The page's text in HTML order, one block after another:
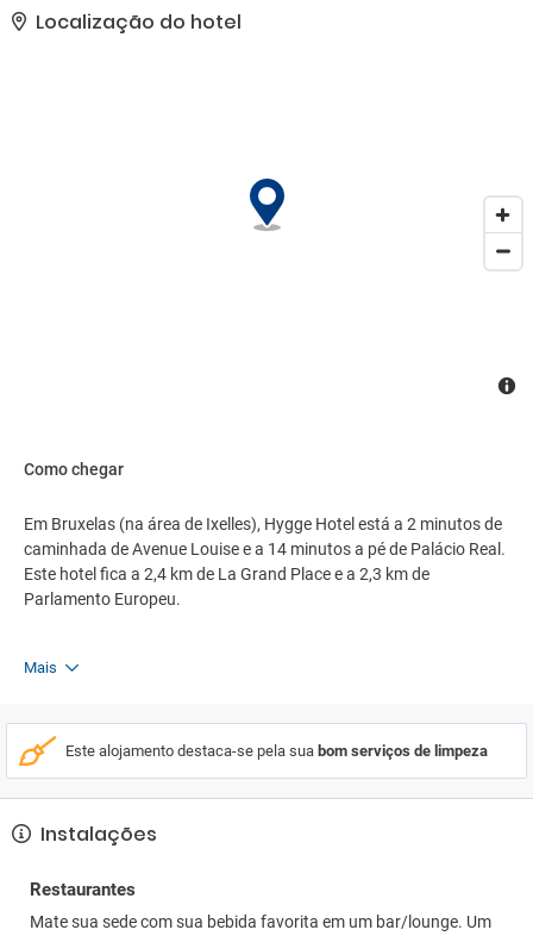
internet com fio, jornais de cortesia no saguão e balcão de
recepção 24 horas. Estacionamento sem manobrista (sujeito a
Localização do hotel
Como chegar
Em Bruxelas (na área de Ixelles), Hygge Hotel está a 2 minutos de
caminhada de Avenue Louise e a 14 minutos a pé de Palácio Real.
Este hotel fica a 2,4 km de La Grand Place e a 2,3 km de
Parlamento Europeu.
Mais
Este alojamento destaca-se pela sua bom serviços de limpeza
Instalações
Restaurantes
Mate sua sede com sua bebida favorita em um bar/lounge. Um